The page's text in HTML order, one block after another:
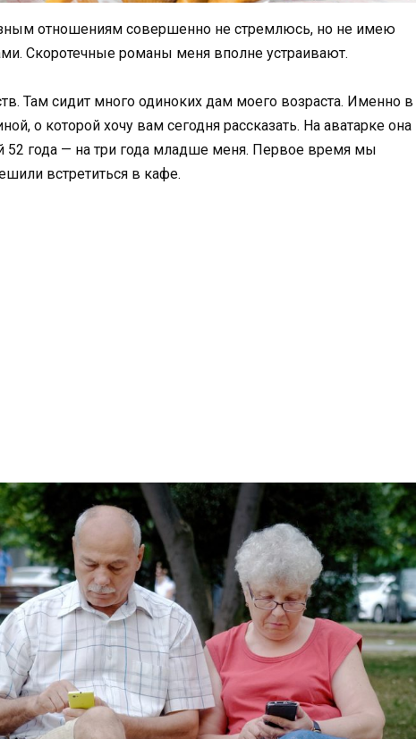
отношениям совершенно не стремлюсь, но не имею
Скоротечные романы меня вполне устраивают.
Там сидит много одиноких дам моего возраста. Именно в
о которой хочу вам сегодня рассказать. На аватарке она
52 года — на три года младше меня. Первое время мы
встретиться в кафе.